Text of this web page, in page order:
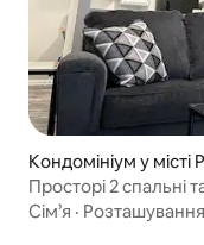
Кондомініум у місті
Просторі 2 спальні
балконом
Сім’я · Розташування